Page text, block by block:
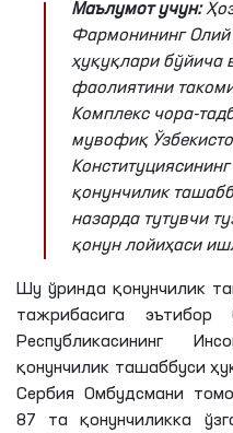
Маълумот учун:
Фармонининг
ҳуқуқлари бўйича
фаолиятини
Комплекс чора-
мувофиқ
қонунчилик
назарда тутувчи
қонун лойиҳаси
Шу ўринда қонунчилик
тажрибасига эътибор
Республикасининг
қонунчилик ташаббуси
Сербия Омбудсмани
87 та қонунчиликка